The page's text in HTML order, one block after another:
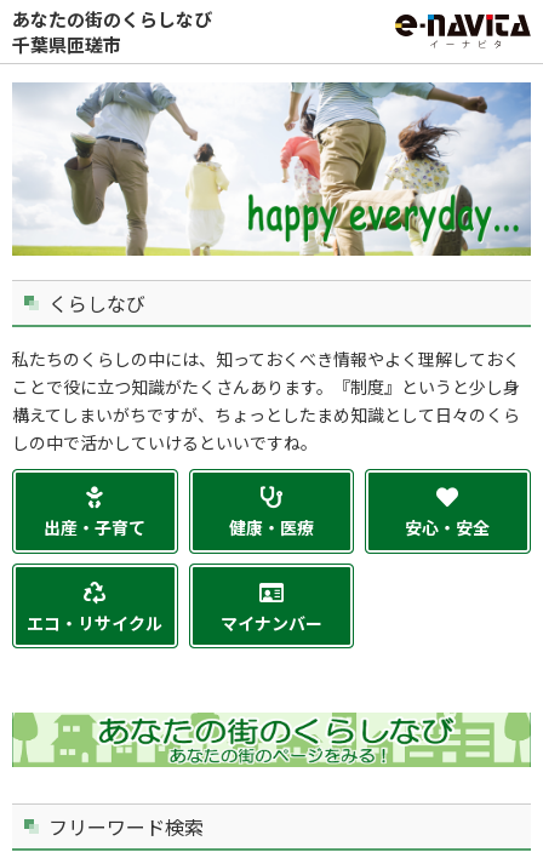
あなたの街のくらしなび
千葉県匝瑳市
くらしなび
私たちのくらしの中には、知っておくべき情報やよく理解しておく
ことで役に立つ知識がたくさんあります。『制度』というと少し身
構えてしまいがちですが、ちょっとしたまめ知識として日々のくら
しの中で活かしていけるといいですね。
出産・子育て 健康・医療 安心・安全
エコ・リサイクル マイナンバー
フリーワード検索